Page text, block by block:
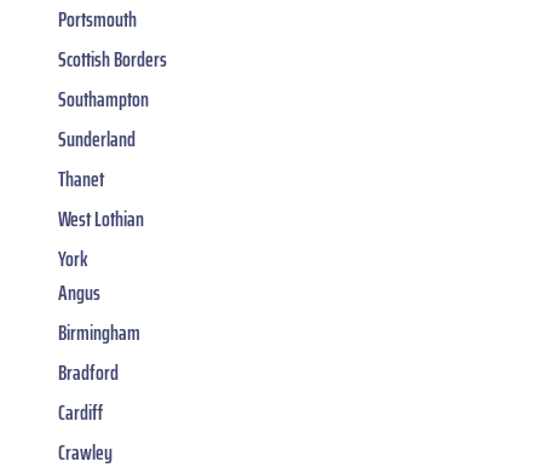
Portsmouth
Scottish Borders
Southampton
Sunderland
Thanet
West Lothian
York
Angus
Birmingham
Bradford
Cardiff
Crawley